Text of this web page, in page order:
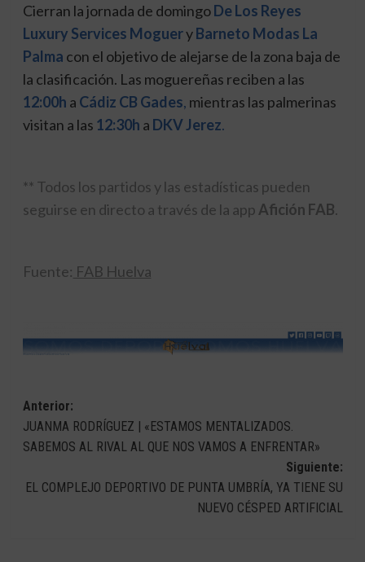
Cierran la jornada de domingoDe Los Reyes
Luxury Services MogueryBarneto Modas La
Palma con el objetivo de alejarse de la zona baja de
la clasificación. Las moguereñas reciben a las
12:00h a Cádiz CB Gades, mientras las palmerinas
visitan a las 12:30h a DKV Jerez.
** Todos los partidos y las estadísticas pueden
seguirse en directo a través de la app Afición FAB.
Fuente: FAB Huelva
Navegación
de
Anterior:
JUANMA RODRÍGUEZ | «ESTAMOS MENTALIZADOS.
SABEMOS AL RIVAL AL QUE NOS VAMOS A ENFRENTAR»
Siguiente:
EL COMPLEJO DEPORTIVO DE PUNTA UMBRÍA, YA TIENE SU
NUEVO CÉSPED ARTIFICIAL